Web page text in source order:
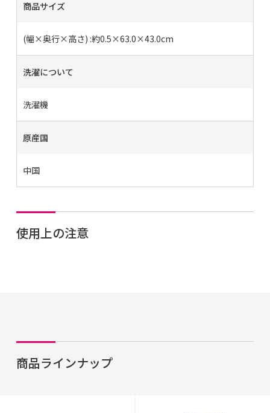
商品サイズ
(幅×奥行×高さ) :約0.5×63.0×43.0cm
洗濯について
洗濯機
原産国
中国
使用上の注意
商品ラインナップ